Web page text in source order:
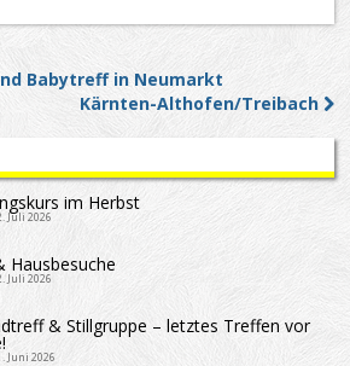
Babytreff in Neumarkt
Kärnten-Althofen/Treibach
im Herbst
Juli 2026
Hausbesuche
Juli 2026
& Stillgruppe – letztes Treffen vor
Juni 2026